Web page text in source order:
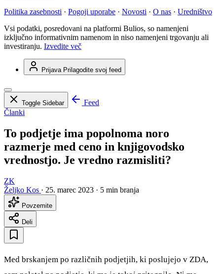
Politika zasebnosti · Pogoji uporabe · Novosti · O nas · Uredništvo
Vsi podatki, posredovani na platformi Bulios, so namenjeni
izključno informativnim namenom in niso namenjeni trgovanju ali
investiranju. Izvedite več
Prijava Prilagodite svoj feed
Toggle Sidebar
Feed
Članki
To podjetje ima popolnoma noro
razmerje med ceno in knjigovodsko
vrednostjo. Je vredno razmisliti?
ZK
Željko Kos · 25. marec 2023 · 5 min branja
Povzemite
Deli
Med brskanjem po različnih podjetjih, ki poslujejo v ZDA,